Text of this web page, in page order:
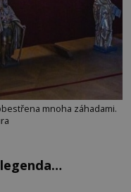
mnoha záhadami.